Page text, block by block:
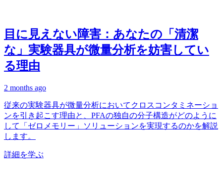
目に見えない障害：あなたの「清潔
な」実験器具が微量分析を妨害してい
る理由
2 months ago
従来の実験器具が微量分析においてクロスコンタミネーショ
ンを引き起こす理由と、PFAの独自の分子構造がどのように
して「ゼロメモリー」ソリューションを実現するのかを解説
します。
詳細を学ぶ